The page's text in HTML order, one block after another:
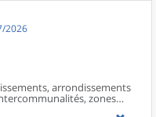
2026
arrondissements
zones
et aires d’attraction des